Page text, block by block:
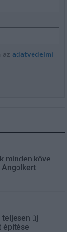
az adatvédelmi
minden köve
Angolkert
teljesen új
építése